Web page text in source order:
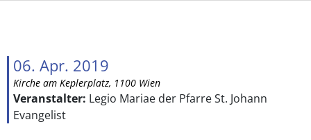
06. Apr. 2019
Kirche am Keplerplatz, 1100 Wien
Veranstalter: Legio Mariae der Pfarre St. Johann
Evangelist